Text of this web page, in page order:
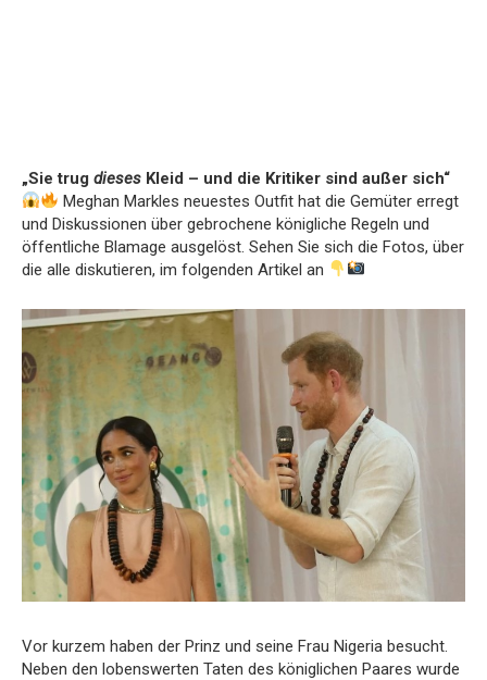
„Sie trug dieses Kleid – und die Kritiker sind außer sich“
Meghan Markles neuestes Outfit hat die Gemüter erregt
und Diskussionen über gebrochene königliche Regeln und
öffentliche Blamage ausgelöst. Sehen Sie sich die Fotos, über
die alle diskutieren, im folgenden Artikel an
Vor kurzem haben der Prinz und seine Frau Nigeria besucht.
Neben den lobenswerten Taten des königlichen Paares wurde